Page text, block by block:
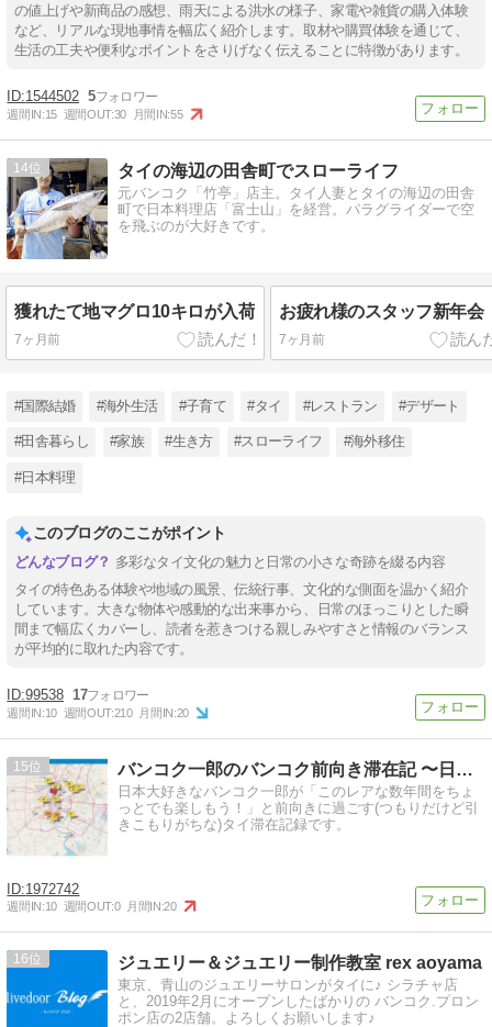
の値上げや新商品の感想、雨天による洪水の様子、家電や雑貨の購入体験
など、リアルな現地事情を幅広く紹介します。取材や購買体験を通じて、
生活の工夫や便利なポイントをさりげなく伝えることに特徴があります。
1544502 5
週間IN:15 週間OUT:30 月間IN:55
14 タイの海辺の田舎町でスローライフ
元バンコク「竹亭」店主。タイ人妻とタイの海辺の田舎
町で日本料理店「富士山」を経営。パラグライダーで空
を飛ぶのが大好きです。
獲れたて地マグロ10キロが入荷
7ヶ月前
お疲れ様のスタッフ新年会
7ヶ月前
#国際結婚 #海外生活 #子育て #タイ #レストラン #デザート
#田舎暮らし #家族 #生き方 #スローライフ #海外移住
#日本料理
このブログのここがポイント
多彩なタイ文化の魅力と日常の小さな奇跡を綴る内容
タイの特色ある体験や地域の風景、伝統行事、文化的な側面を温かく紹介
しています。大きな物体や感動的な出来事から、日常のほっこりとした瞬
間まで幅広くカバーし、読者を惹きつける親しみやすさと情報のバランス
が平均的に取れた内容です。
99538 17
週間IN:10 週間OUT:210 月間IN:20
15 バンコク一郎のバンコク前向き滞在記 〜日本に帰るその日まで〜
日本大好きなバンコク一郎が「このレアな数年間をちょ
っとでも楽しもう！」と前向きに過ごす(つもりだけど引
きこもりがちな)タイ滞在記録です。
1972742
週間IN:10 週間OUT:0 月間IN:20
16 ジュエリー＆ジュエリー制作教室 rex aoyama
東京、青山のジュエリーサロンがタイに♪ シラチャ店
と、2019年2月にオープンしたばかりの バンコク.プロン
ポン店の2店舗。よろしくお願いします♪